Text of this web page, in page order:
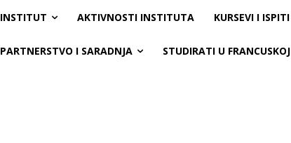
INSTITUT AKTIVNOSTI INSTITUTA KURSEVI I ISPITI
PARTNERSTVO I SARADNJA STUDIRATI U FRANCUSKOJ